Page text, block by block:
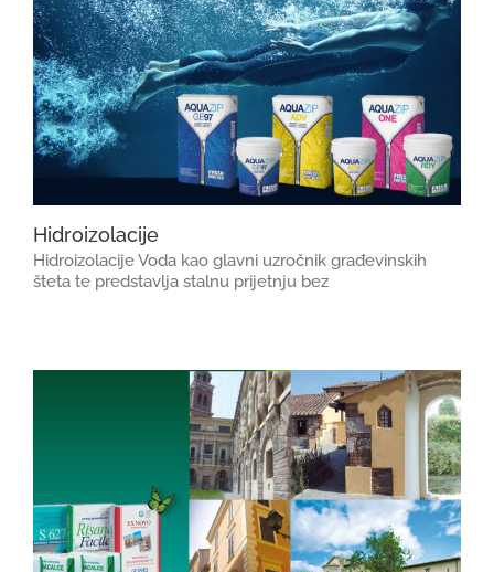
Hidroizolacije
Hidroizolacije Voda kao glavni uzročnik građevinskih
šteta te predstavlja stalnu prijetnju bez